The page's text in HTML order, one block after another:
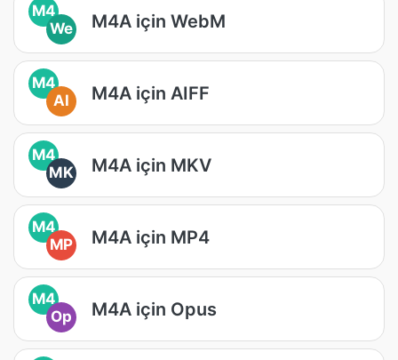
M4
We
M4A için WebM
M4
AI
M4A için AIFF
M4
MK
M4A için MKV
M4
MP
M4A için MP4
M4
Op
M4A için Opus